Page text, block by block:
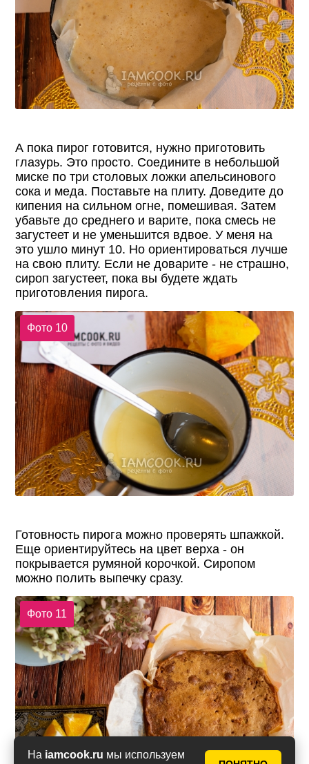
На iamcook.ru мы используем
А пока пирог готовится, нужно приготовить
глазурь. Это просто. Соедините в небольшой
миске по три столовых ложки апельсинового
сока и меда. Поставьте на плиту. Доведите до
кипения на сильном огне, помешивая. Затем
убавьте до среднего и варите, пока смесь не
загустеет и не уменьшится вдвое. У меня на
это ушло минут 10. Но ориентироваться лучше
на свою плиту. Если не доварите - не страшно,
сироп загустеет, пока вы будете ждать
приготовления пирога.
Фото 10
Готовность пирога можно проверять шпажкой.
Еще ориентируйтесь на цвет верха - он
покрывается румяной корочкой. Сиропом
можно полить выпечку сразу.
Фото 11